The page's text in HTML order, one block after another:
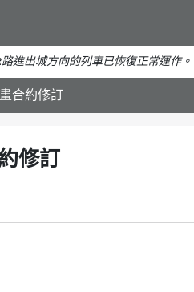
主
要
內
進出城方向的列車已恢復正常運作。
合約修訂
修訂